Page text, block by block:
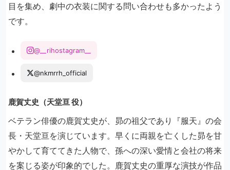
目を集め、劇中の衣装に関する問い合わせも多かったよう
です。
@__rihostagram__
@nkmrrh_official
鹿賀丈史（天堂亘 役）
ベテラン俳優の鹿賀丈史が、昴の祖父であり『服天』の会
長・天堂亘を演じています。早くに両親を亡くした昴を甘
やかして育ててきた人物で、孫への深い愛情と会社の将来
を案じる姿が印象的でした。鹿賀丈史の重厚な演技が作品